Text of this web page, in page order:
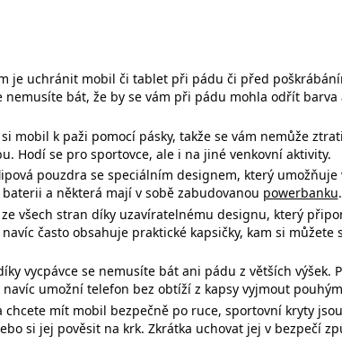
je uchránit mobil či tablet při pádu či před
bát, že by se vám při pádu mohla odřít barva
mobil k paži pomocí pásky, takže se vám nemůže
Hodí se pro sportovce, ale i na jiné venkovní aktivity.
pouzdra se speciálním designem, který
a některá mají v sobě zabudovanou powerbanku.
všech stran díky uzavíratelnému designu, který
často obsahuje praktické kapsičky, kam si můžete
vycpávce se nemusíte bát ani pádu z větších výšek.
umožní telefon bez obtíží z kapsy vyjmout
chcete mít mobil bezpečně po ruce, sportovní kryty
si jej pověsit na krk. Zkrátka uchovat jej v bezpečí